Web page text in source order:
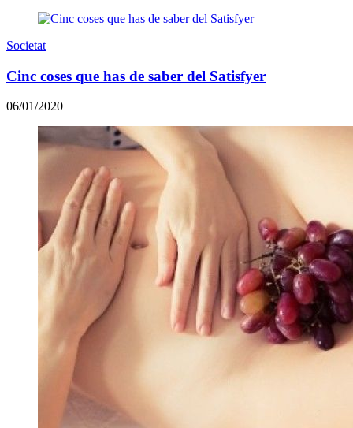
Societat
Cinc coses que has de saber del Satisfyer
06/01/2020